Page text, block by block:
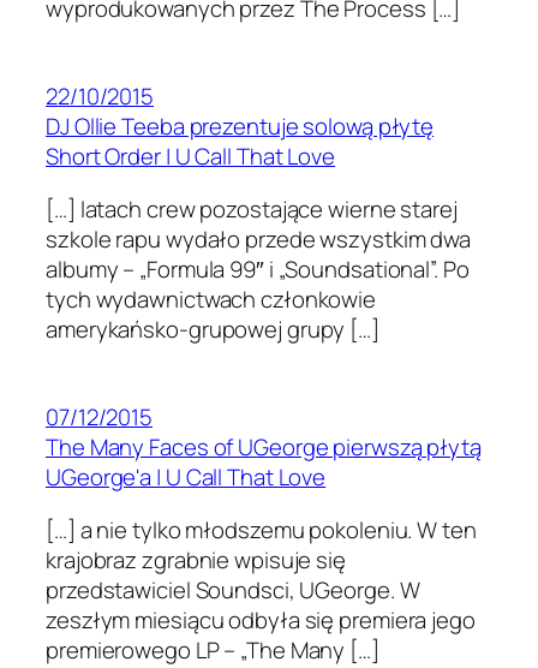
wyprodukowanych przez The Process […]
22/10/2015
DJ Ollie Teeba prezentuje solową płytę
Short Order | U Call That Love
[…] latach crew pozostające wierne starej
szkole rapu wydało przede wszystkim dwa
albumy – „Formula 99″ i „Soundsational”. Po
tych wydawnictwach członkowie
amerykańsko-grupowej grupy […]
07/12/2015
The Many Faces of UGeorge pierwszą płytą
UGeorge'a | U Call That Love
[…] a nie tylko młodszemu pokoleniu. W ten
krajobraz zgrabnie wpisuje się
przedstawiciel Soundsci, UGeorge. W
zeszłym miesiącu odbyła się premiera jego
premierowego LP – „The Many […]